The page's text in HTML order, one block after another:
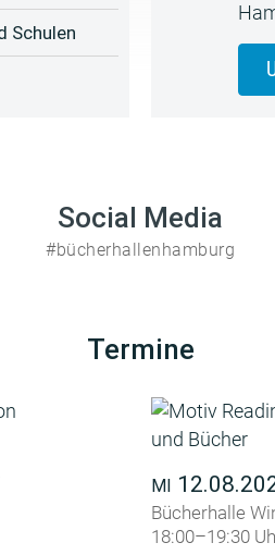
Schulen
Social Media
#bücherhallenhamburg
Termine
MI
Bücherhalle
18:00–19:30